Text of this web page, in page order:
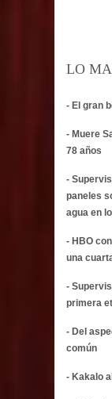
LO
- El gran
- Muere
78 años
-
paneles
agua en
- HBO
una
-
primera
- Del
común
- Kakalo